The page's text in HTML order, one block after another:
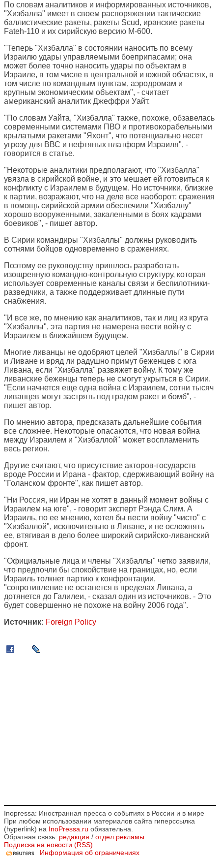
По словам аналитиков и информированных источников,
"Хизбалла" имеет в своем распоряжении тактические
баллистические ракеты, ракеты Scud, иранские ракеты
Fateh-110 и их сирийскую версию M-600.
"Теперь "Хизбалла" в состоянии наносить по всему
Израилю удары управляемыми боеприпасами; она
может более точно наносить удары по объектам в
Израиле, в том числе в центральной и южной областях, в
том числе по командным пунктам, аэродромам и
крупным экономическим объектам", - считает
американский аналитик Джеффри Уайт.
"По словам Уайта, "Хизбалла" также, похоже, обзавелась
современными системами ПВО и противокорабельными
крылатыми ракетами "Яхонт", что потенциально несет
угрозу для ВВС и нефтяных платформ Израиля", -
говорится в статье.
"Некоторые аналитики предполагают, что "Хизбалла"
увязла в сирийской войне, и это мешает ей готовиться к
конфликту с Израилем в будущем. Но источники, близкие
к партии, возражают, что на деле все наоборот: сражения
в помощь сирийской армии обеспечили "Хизбаллу"
хорошо вооруженными, закаленными в боях кадрами
боевиков", - пишет автор.
В Сирии командиры "Хизбаллы" должны руководить
сотнями бойцов одновременно в сражениях.
Поэтому ее руководству пришлось разработать
изощренную командно-контрольную структуру, которая
использует современные каналы связи и беспилотники-
разведчики, а также поддерживает длинные пути
снабжения.
"И все же, по мнению как аналитиков, так и лиц из круга
"Хизбаллы", эта партия не намерена вести войну с
Израилем в ближайшем будущем.
Многие ливанцы не одобряют целей "Хизбаллы" в Сирии
и Ливане и вряд ли радушно примут беженцев с юга
Ливана, если "Хизбалла" развяжет войну. К тому же
ливанские беженцы теперь не смогут укрыться в Сирии.
"Если начнется еще одна война с Израилем, сотни тысяч
ливанцев могут застрять под градом ракет и бомб", -
пишет автор.
По мнению автора, предсказать дальнейшие события
все сложнее. Некоторые опасаются, что новая война
между Израилем и "Хизбаллой" может воспламенить
весь регион.
Другие считают, что присутствие акторов-государств
вроде России и Ирана - фактор, сдерживающий войну на
"Голанском фронте", как пишет автор.
"Ни Россия, ни Иран не хотят в данный момент войны с
Израилем на юге", - говорит эксперт Рэнда Слим. А
Израиль, по ее мнению, хотел бы вести войну "чисто" с
"Хизбаллой", исключительно в Ливане, и не осложнять
ее, втягивая в дело более широкий сирийско-ливанский
фронт.
"Официальные лица и члены "Хизбаллы" четко заявили,
что предпочли бы спокойствие на границах, но, если
Израиль толкнет партию к конфронтации,
"сопротивление не останется в пределах Ливана, а
дотянется до Галилеи, - сказал один из источников. - Это
будет совершенно не похоже на войну 2006 года".
Источник: Foreign Policy
Inopressa: Иностранная пресса о событиях в России и в мире
При любом использовании материалов сайта гиперссылка
(hyperlink) на InoPressa.ru обязательна.
Обратная связь: редакция / отдел рекламы
Подписка на новости (RSS)
Информация об ограничениях